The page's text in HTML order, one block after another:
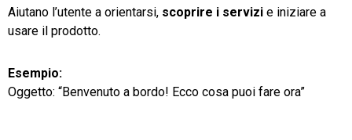
Aiutano l’utente a orientarsi, scoprire i servizi e iniziare a
usare il prodotto.
Esempio:
Oggetto: “Benvenuto a bordo! Ecco cosa puoi fare ora”